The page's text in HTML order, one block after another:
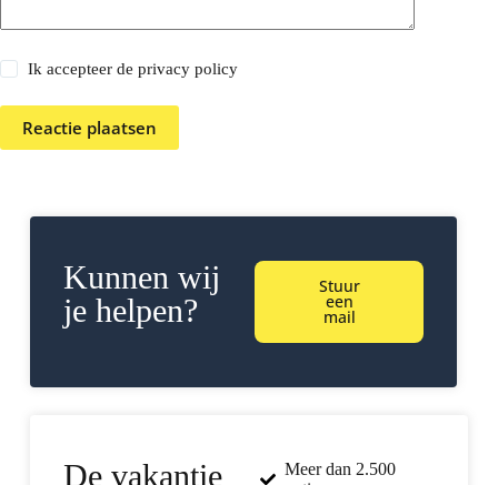
Ik accepteer de privacy policy
Reactie plaatsen
Kunnen wij
je helpen?
Stuur
een
mail
De vakantie
Meer dan 2.500